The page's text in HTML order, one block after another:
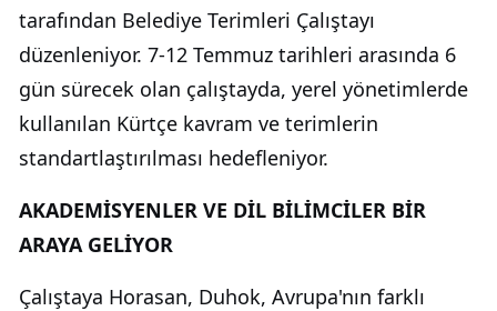
tarafından Belediye Terimleri Çalıştayı
düzenleniyor. 7-12 Temmuz tarihleri arasında 6
gün sürecek olan çalıştayda, yerel yönetimlerde
kullanılan Kürtçe kavram ve terimlerin
standartlaştırılması hedefleniyor.
AKADEMİSYENLER VE DİL BİLİMCİLER BİR
ARAYA GELİYOR
Çalıştaya Horasan, Duhok, Avrupa'nın farklı